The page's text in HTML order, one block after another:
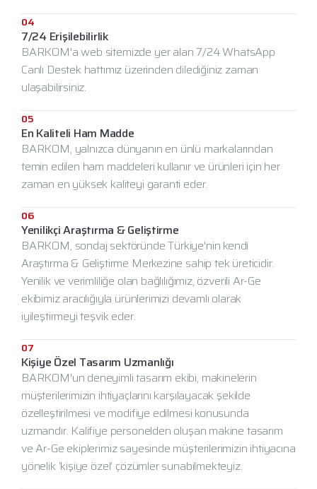
04
7/24 Erişilebilirlik
BARKOM'a web sitemizde yer alan 7/24 WhatsApp
Canlı Destek hattımız üzerinden dilediğiniz zaman
ulaşabilirsiniz.
05
En Kaliteli Ham Madde
BARKOM, yalnızca dünyanın en ünlü markalarından
temin edilen ham maddeleri kullanır ve ürünleri için her
zaman en yüksek kaliteyi garanti eder.
06
Yenilikçi Araştırma & Geliştirme
BARKOM, sondaj sektöründe Türkiye'nin kendi
Araştırma & Geliştirme Merkezine sahip tek üreticidir.
Yenilik ve verimliliğe olan bağlılığımız, özverili Ar-Ge
ekibimiz aracılığıyla ürünlerimizi devamlı olarak
iyileştirmeyi teşvik eder.
07
Kişiye Özel Tasarım Uzmanlığı
BARKOM'un deneyimli tasarım ekibi, makinelerin
müşterilerimizin ihtiyaçlarını karşılayacak şekilde
özelleştirilmesi ve modifiye edilmesi konusunda
uzmandır. Kalifiye personelden oluşan makine tasarım
ve Ar-Ge ekiplerimiz sayesinde müşterilerimizin ihtiyacına
yönelik ‘kişiye özel’ çözümler sunabilmekteyiz.